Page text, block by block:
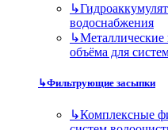
↳
водоснабжения
↳Металлические
объёма для
↳Фильтрующие засыпки
↳Комплексные